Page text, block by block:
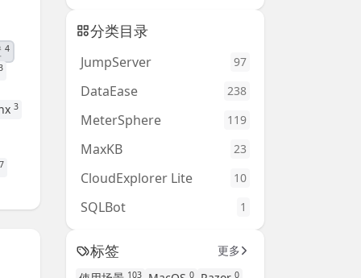
4
3
分类目录
JumpServer 97
DataEase 238
MeterSphere 119
MaxKB 23
CloudExplorer Lite 10
SQLBot 1
标签
更多
103 0 0